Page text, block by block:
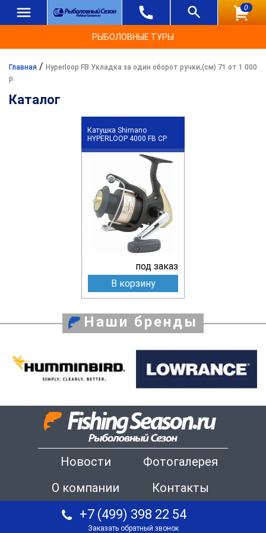
0
РЫБОЛОВНЫЕ ТУРЫ
Главная / Hyperloop FB Укладка за один оборот ручки,(см) 71 от 1 000
р.
Каталог
Катушка Shimano
HYPERLOOP 4000 FB CP
под заказ
В корзину
Наши бренды
Новости
Фотогалерея
О компании
Контакты
+7 (499) 398 22 54
Заказать обратный звонок